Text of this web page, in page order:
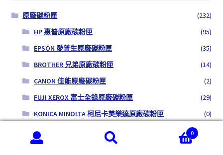
原廠碳粉匣
(232)
HP 惠普原廠碳粉匣
(95)
EPSON 愛普生原廠碳粉匣
(35)
BROTHER 兄弟原廠碳粉匣
(14)
CANON 佳能原廠碳粉匣
(2)
FUJI XEROX 富士全錄原廠碳粉匣
(29)
KONICA MINOLTA 柯尼卡美樂達原廠碳粉匣
(0)
KYOCERA 京瓷原廠碳粉匣
OKI 原廠碳粉匣
0